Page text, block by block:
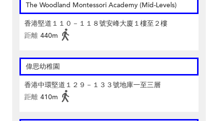
The Woodland Montessori Academy (Mid-Levels)
香港堅道１１０－１１８號安峰大廈１樓至２樓
距離 440m
偉思幼稚園
香港中環堅道１２９－１３３號地庫一至三層
距離 410m